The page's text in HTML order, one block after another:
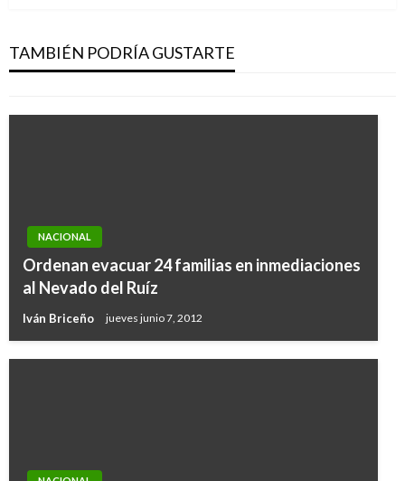
TAMBIÉN PODRÍA GUSTARTE
«el trabajo sexual»
Ariel Cabrera jueves agosto 2, 2018
NACIONAL
Ordenan evacuar 24 familias en inmediaciones
al Nevado del Ruíz
Iván Briceño jueves junio 7, 2012